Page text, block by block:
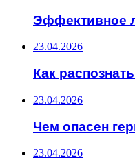
Эффективное
23.04.2026
Как
23.04.2026
Чем опасен
23.04.2026